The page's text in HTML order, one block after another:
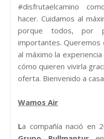
#disfrutaelcamino
hacer. Cuidamos al
porque todos, por
importantes. Queremos
al máximo la
cómo quieren vivirla
oferta. Bienvenido a
Wamos Air
La compañía nació en